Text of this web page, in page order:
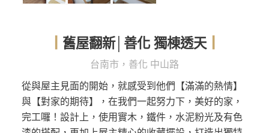
舊屋翻新│善化 獨棟透天
台南市，善化 中山路
從與屋主見面的開始，就感受到他們【滿滿的熱情】
與【對家的期待】，在我們一起努力下，美好的家，
完工囉！設計上，使用實木，鐵件，水泥粉光及有色